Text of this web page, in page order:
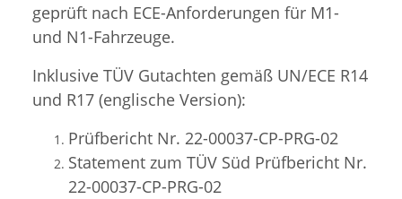
geprüft nach ECE-Anforderungen für M1-
und N1-Fahrzeuge.
Inklusive TÜV Gutachten gemäß UN/ECE R14
und R17 (englische Version):
Prüfbericht Nr. 22-00037-CP-PRG-02
Statement zum TÜV Süd Prüfbericht Nr.
22-00037-CP-PRG-02